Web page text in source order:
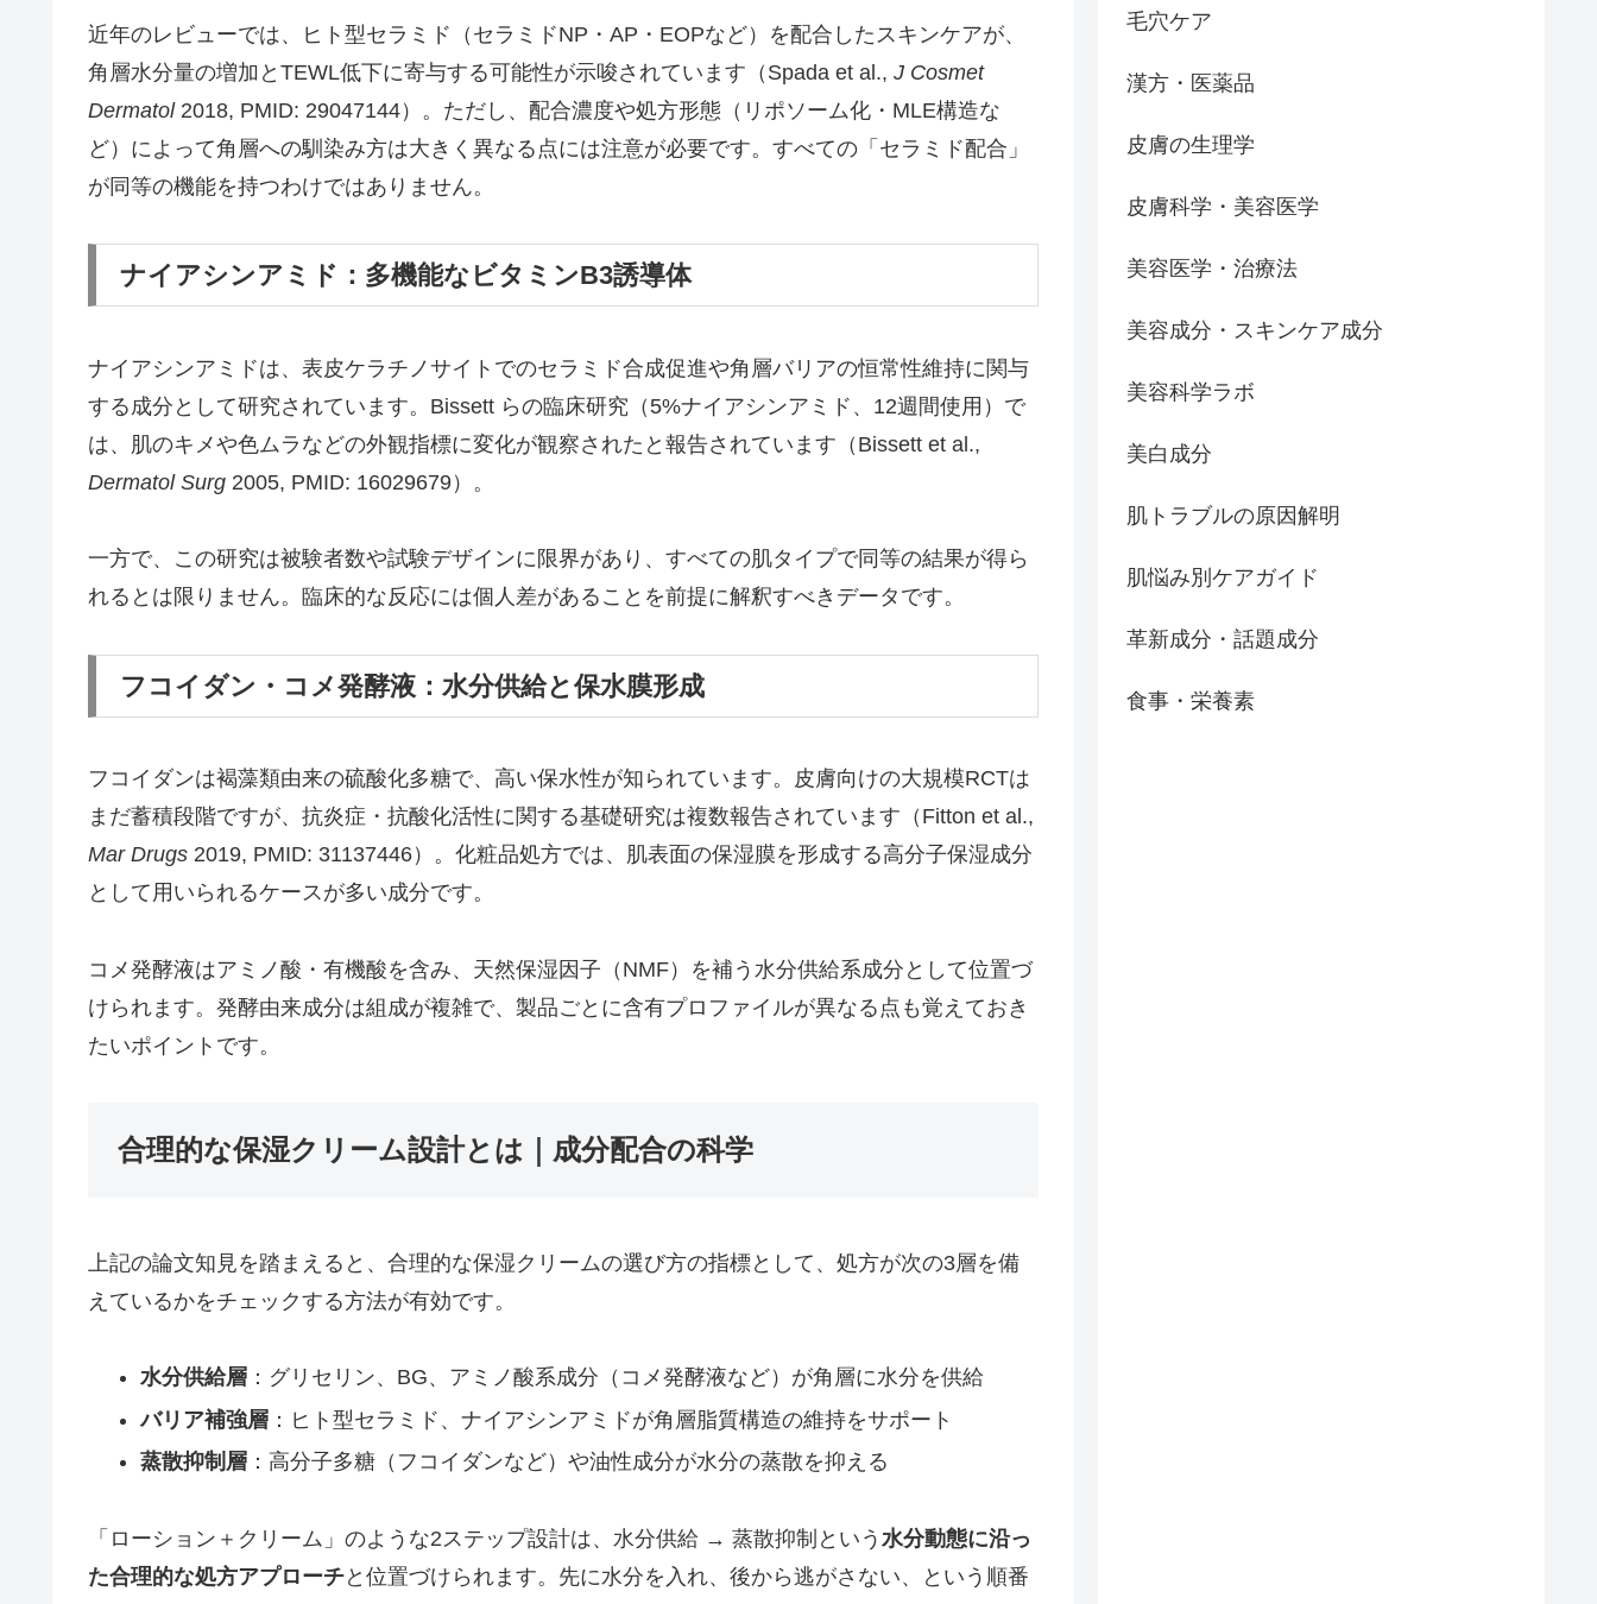
近年のレビューでは、ヒト型セラミド（セラミドNP・AP・EOPなど）を配合したスキンケアが、
角層水分量の増加とTEWL低下に寄与する可能性が示唆されています（Spada et al., J Cosmet
Dermatol2018, PMID: 29047144）。ただし、配合濃度や処方形態（リポソーム化・MLE構造な
ど）によって角層への馴染み方は大きく異なる点には注意が必要です。すべての「セラミド配合」
が同等の機能を持つわけではありません。
ナイアシンアミド：多機能なビタミンB3誘導体
ナイアシンアミドは、表皮ケラチノサイトでのセラミド合成促進や角層バリアの恒常性維持に関与
する成分として研究されています。Bissett らの臨床研究（5%ナイアシンアミド、12週間使用）で
は、肌のキメや色ムラなどの外観指標に変化が観察されたと報告されています（Bissett et al.,
Dermatol Surg 2005, PMID: 16029679）。
一方で、この研究は被験者数や試験デザインに限界があり、すべての肌タイプで同等の結果が得ら
れるとは限りません。臨床的な反応には個人差があることを前提に解釈すべきデータです。
フコイダン・コメ発酵液：水分供給と保水膜形成
フコイダンは褐藻類由来の硫酸化多糖で、高い保水性が知られています。皮膚向けの大規模RCTは
まだ蓄積段階ですが、抗炎症・抗酸化活性に関する基礎研究は複数報告されています（Fitton et al.,
Mar Drugs 2019, PMID: 31137446）。化粧品処方では、肌表面の保湿膜を形成する高分子保湿成分
として用いられるケースが多い成分です。
コメ発酵液はアミノ酸・有機酸を含み、天然保湿因子（NMF）を補う水分供給系成分として位置づ
けられます。発酵由来成分は組成が複雑で、製品ごとに含有プロファイルが異なる点も覚えておき
たいポイントです。
合理的な保湿クリーム設計とは｜成分配合の科学
上記の論文知見を踏まえると、合理的な保湿クリームの選び方の指標として、処方が次の3層を備
えているかをチェックする方法が有効です。
水分供給層：グリセリン、BG、アミノ酸系成分（コメ発酵液など）が角層に水分を供給
バリア補強層：ヒト型セラミド、ナイアシンアミドが角層脂質構造の維持をサポート
蒸散抑制層：高分子多糖（フコイダンなど）や油性成分が水分の蒸散を抑える
「ローション＋クリーム」のような2ステップ設計は、水分供給 → 蒸散抑制という 水分動態に沿っ
た合理的な処方アプローチと位置づけられます。先に水分を入れ、後から逃がさない、という順番
毛穴ケア
漢方・医薬品
皮膚の生理学
皮膚科学・美容医学
美容医学・治療法
美容成分・スキンケア成分
美容科学ラボ
美白成分
肌トラブルの原因解明
肌悩み別ケアガイド
革新成分・話題成分
食事・栄養素